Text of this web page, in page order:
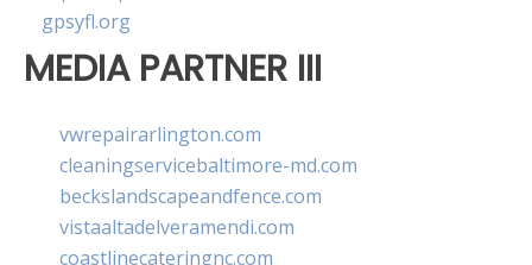
gpsyfl.org
MEDIA PARTNER III
vwrepairarlington.com
cleaningservicebaltimore-md.com
beckslandscapeandfence.com
vistaaltadelveramendi.com
coastlinecateringnc.com